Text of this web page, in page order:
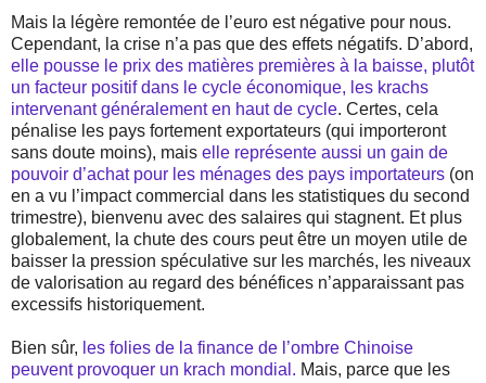
Mais la légère remontée de l’euro est négative pour nous.
Cependant, la crise n’a pas que des effets négatifs. D’abord,
elle pousse le prix des matières premières à la baisse, plutôt
un facteur positif dans le cycle économique, les krachs
intervenant généralement en haut de cycle. Certes, cela
pénalise les pays fortement exportateurs (qui importeront
sans doute moins), mais elle représente aussi un gain de
pouvoir d’achat pour les ménages des pays importateurs (on
en a vu l’impact commercial dans les statistiques du second
trimestre), bienvenu avec des salaires qui stagnent. Et plus
globalement, la chute des cours peut être un moyen utile de
baisser la pression spéculative sur les marchés, les niveaux
de valorisation au regard des bénéfices n’apparaissant pas
excessifs historiquement.
Bien sûr, les folies de la finance de l’ombre Chinoise
peuvent provoquer un krach mondial. Mais, parce que les